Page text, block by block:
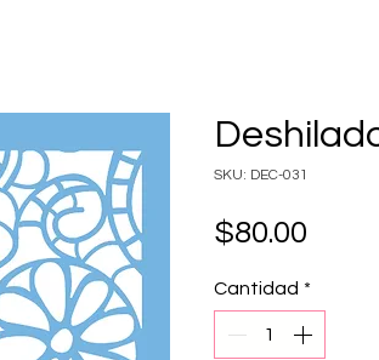
SKU: DEC-031
$80.00
Cantidad *